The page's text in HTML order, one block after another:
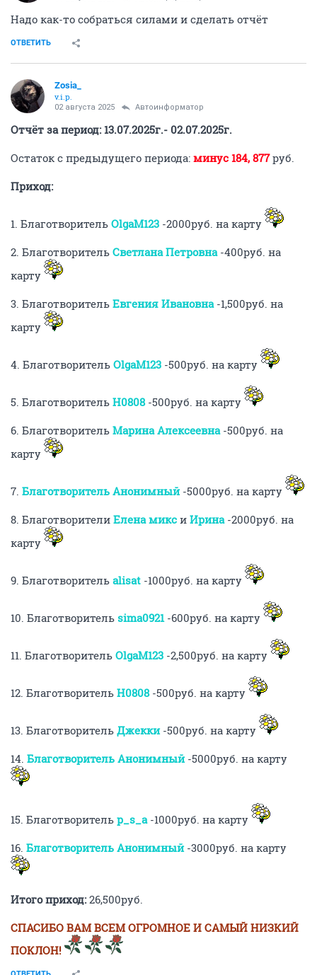
Надо как-то собраться силами и сделать отчёт
ОТВЕТИТЬ
Zosia_
v.i.p.
02 августа 2025 Автоинформатор
Отчёт за период: 13.07.2025г.- 02.07.2025г.
Остаток с предыдущего периода: минус 184, 877 руб.
Приход:
1. Благотворитель OlgaM123 -2000руб. на карту
2. Благотворитель Светлана Петровна -400руб. на
карту
3. Благотворитель Евгения Ивановна -1,500руб. на
карту
4. Благотворитель OlgaM123 -500руб. на карту
5. Благотворитель H0808 -500руб. на карту
6. Благотворитель Марина Алексеевна -500руб. на
карту
7. Благотворитель Анонимный -5000руб. на карту
8. Благотворители Елена микс и Ирина -2000руб. на
карту
9. Благотворитель alisat -1000руб. на карту
10. Благотворитель sima0921 -600руб. на карту
11. Благотворитель OlgaM123 -2,500руб. на карту
12. Благотворитель H0808 -500руб. на карту
13. Благотворитель Джекки -500руб. на карту
14. Благотворитель Анонимный -5000руб. на карту
15. Благотворитель p_s_a -1000руб. на карту
16. Благотворитель Анонимный -3000руб. на карту
Итого приход:26,500руб.
СПАСИБО ВАМ ВСЕМ ОГРОМНОЕ И САМЫЙ НИЗКИЙ
ПОКЛОН!